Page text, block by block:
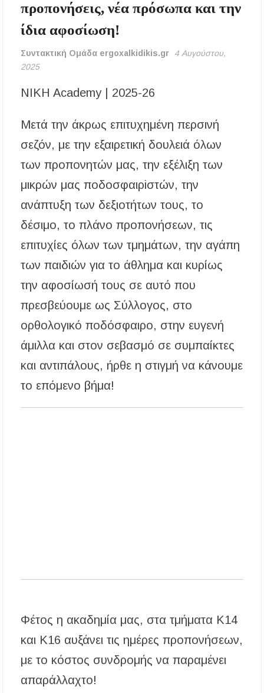
Νέες χρηματοδοτήσεις από το Πράσινο Ταμείο
για δήμους της Κεντρικής Μακεδονίας
Με λαμπρότητα πραγματοποιήθηκε η
του Σωτήρος στην Παραλία Διονυσίου
υπερβαίνοντας το όριο ταχύτητας;
χαμηλή βλάστηση στην περιοχή του Πόρτο
Η ΘΕΙΑ ΜΕΤΑΜΟΡΦΩΣΙΣ ΤΟΥ ΣΩΤΗΡΟΣ
ΗΜΩΝ ΙΗΣΟΥ ΧΡΙΣΤΟΥ ΣΤΟ
ΠΛΑΤΑΝΟΧΩΡΙ ΚΑΙ ΣΤΗ ΣΑΡΑΚΗΝΑ
Υπογράφηκε η σύμβαση για την ενεργειακή
αναβάθμιση του Μουσικού Γυμνασίου Νέας
Προποντίδας
ορίων το νερό στη Σίβηρη – Τέλος η
προληπτική απαγόρευση χρήσης
Ιερά Πανήγυρις: Κοιμήσεως Θεοτόκου
Πορταριάς Χαλκιδικής
προπονήσεις, νέα πρόσωπα και την
ίδια αφοσίωση!
Συντακτική Ομάδα ergoxalkidikis.gr
4 Αυγούστου,
2025
NIKH Academy | 2025-26
Μετά την άκρως επιτυχημένη περσινή
σεζόν, με την εξαιρετική δουλειά όλων
των προπονητών μας, την εξέλιξη των
μικρών μας ποδοσφαιρiστών, την
ανάπτυξη των δεξιοτήτων τους, το
δέσιμο, το πλάνο προπονήσεων, τις
επιτυχίες όλων των τμημάτων, την αγάπη
των παιδιών για το άθλημα και κυρίως
την αφοσίωσή τους σε αυτό που
πρεσβεύουμε ως Σύλλογος, στο
ορθολογικό ποδόσφαιρο, στην ευγενή
άμιλλα και στον σεβασμό σε συμπαίκτες
και αντιπάλους, ήρθε η στιγμή να κάνουμε
το επόμενο βήμα!
Φέτος η ακαδημία μας, στα τμήματα Κ14
και Κ16 αυξάνει τις ημέρες προπονήσεων,
με το κόστος συνδρομής να παραμένει
απαράλλαχτο!